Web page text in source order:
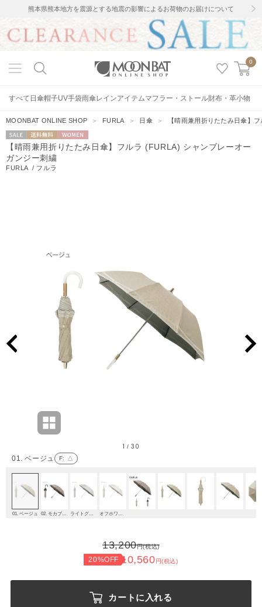
熊本県熊本地方を震源とする地震の影響によるお荷物のお届けについて
0
すべて 日傘帽子UV手袋雨傘レインアイテムマフラー・ストール財布・革小物
MOONBAT ONLINE SHOP ＞ FURLA ＞ 日傘 ＞ 【晴雨兼用折りたたみ日傘】
セー
ル
送料無料 WOMEN
【晴雨兼用折りたたみ日傘】フルラ (FURLA) シャンブレーオー
ガンジー刺繍
FURLA / フルラ
01. ベージュ F: △
1 /30
01. ベージュ
13,200円(税込)
20%OFF 10,560円(税込)
カートに入れる